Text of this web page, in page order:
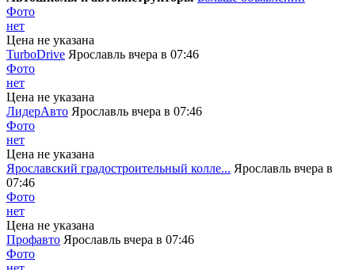
Фото
нет
Цена не указана
TurboDrive Ярославль вчера в 07:46
Фото
нет
Цена не указана
ЛидерАвто Ярославль вчера в 07:46
Фото
нет
Цена не указана
Ярославский градостроительный колле... Ярославль вчера в
07:46
Фото
нет
Цена не указана
Профавто Ярославль вчера в 07:46
Фото